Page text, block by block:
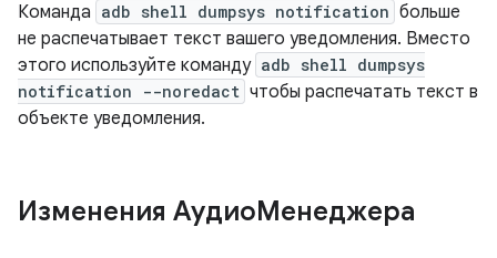
Команда adb shell dumpsys notification больше
не распечатывает текст вашего уведомления. Вместо
этого используйте команду adb shell dumpsys
notification --noredact чтобы распечатать текст в
объекте уведомления.
Изменения АудиоМенеджера